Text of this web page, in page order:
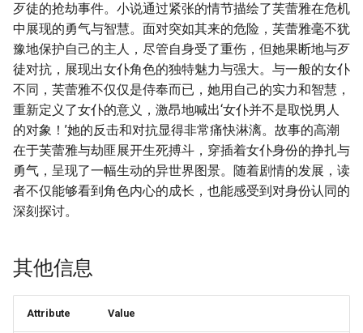
歹徒的抢劫事件。小说通过紧张的情节描绘了芙蕾雅在危机
中展现的勇气与智慧。面对突如其来的危险，芙蕾雅毫不犹
豫地保护自己的主人，尽管自身受了重伤，但她果断地与歹
徒对抗，展现出女仆角色的独特魅力与强大。与一般的女仆
不同，芙蕾雅不仅仅是侍奉而已，她用自己的实力和智慧，
重新定义了女仆的意义，激昂地喊出‘女仆并不是取悦男人
的对象！’她的反击和对抗显得非常痛快淋漓。故事的高潮
在于芙蕾雅与劫匪展开生死搏斗，穿插着女仆身份的挣扎与
勇气，呈现了一幅生动的异世界图景。随着剧情的发展，读
者不仅能够看到角色内心的成长，也能感受到对身份认同的
深刻探讨。
其他信息
Attribute Value